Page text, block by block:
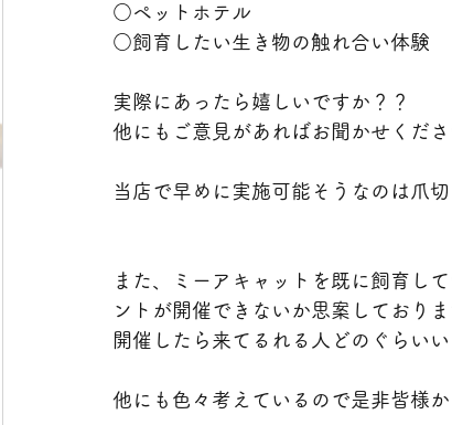
○ペットホテル
○飼育したい生き物の触れ合い体験
実際にあったら嬉しいですか？？
他にもご意見があればお聞かせくださ
当店で早めに実施可能そうなのは爪
また、ミーアキャットを既に飼育し
ントが開催できないか思案しておりま
開催したら来てるれる人どのぐらい
他にも色々考えているので是非皆様